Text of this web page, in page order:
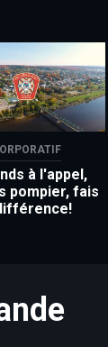
à l'appel,
pompier, fais